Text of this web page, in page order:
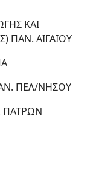
ΚΑΙ
ΠΑΝ. ΑΙΓΑΙΟΥ
ΠΕΛ/ΝΗΣΟΥ
ΠΑΤΡΩΝ